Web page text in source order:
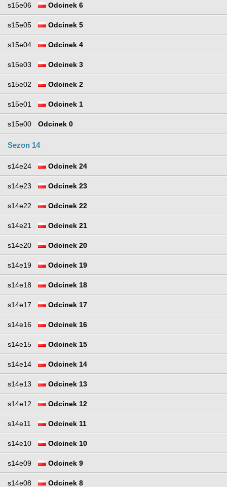
s15e06 Odcinek 6
s15e05 Odcinek 5
s15e04 Odcinek 4
s15e03 Odcinek 3
s15e02 Odcinek 2
s15e01 Odcinek 1
s15e00 Odcinek 0
Sezon 14
s14e24 Odcinek 24
s14e23 Odcinek 23
s14e22 Odcinek 22
s14e21 Odcinek 21
s14e20 Odcinek 20
s14e19 Odcinek 19
s14e18 Odcinek 18
s14e17 Odcinek 17
s14e16 Odcinek 16
s14e15 Odcinek 15
s14e14 Odcinek 14
s14e13 Odcinek 13
s14e12 Odcinek 12
s14e11 Odcinek 11
s14e10 Odcinek 10
s14e09 Odcinek 9
s14e08 Odcinek 8